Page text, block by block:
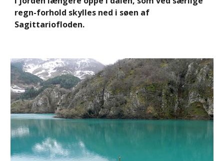
regn-forhold skylles ned i søen af
Sagittariofloden.